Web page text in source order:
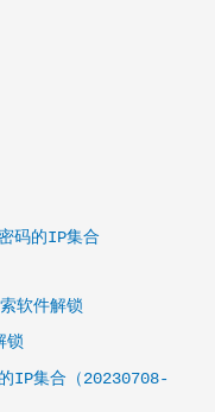
码的IP集合
软件解锁
锁
IP集合（20230708-